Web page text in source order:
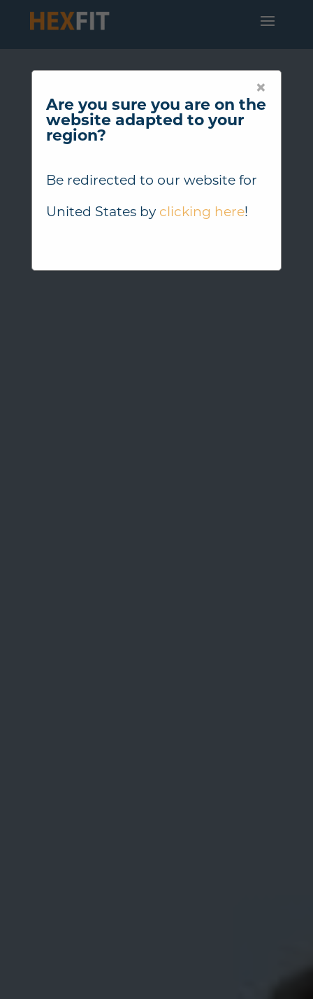
×
Are you sure you are on the
website adapted to your
region?
Be redirected to our website for
United Statesby clicking here!